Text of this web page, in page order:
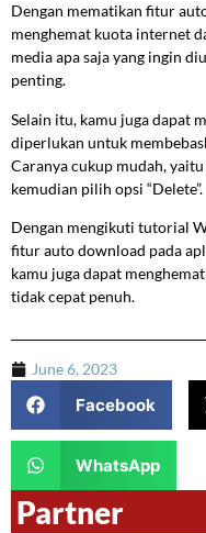
Dengan mematikan fitur
menghemat kuota internet
media apa saja yang ingin
penting.
Selain itu, kamu juga dapat
diperlukan untuk
Caranya cukup mudah,
kemudian pilih opsi “Delete”.
Dengan mengikuti tutorial
fitur auto download pada
kamu juga dapat
tidak cepat penuh.
June 6, 2023
Facebook
WhatsApp
Partner